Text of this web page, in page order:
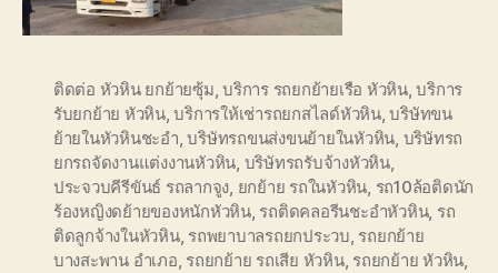
ติดต่อ หัวหิน ยกย้ายซุ้ม,บริการ รถยกย้ายเรือ หัวหิน,บริการ
รับยกย้าย หัวหิน,บริการให้เช่ารถยกสไลด์หัวหิน,บริษัทขน
ย้ายในหัวหินชะอำ,บริษัทรถขนส่งขนย้ายในหัวหิน, บริษัทรถ
ยกรถจัดงานแต่งงานหัวหิน, บริษัทรถรับจ้างหัวหิน,
ประจวบคีรีขันธ์ รถลากจูง, ยกย้าย รถในหัวหิน, รถ10ล้อติดนัก
ร้องหญิงดย้ายของหนักหัวหิน, รถติดคลอรีนชะอำหัวหิน, รถ
ติดลูกจ้างในหัวหิน, รถพยาบาลรถยกประวบ, รถยกย้าย
บางสะพาน อำเภอ, รถยกย้าย รถเสีย หัวหิน, รถยกย้าย หัวหิน,